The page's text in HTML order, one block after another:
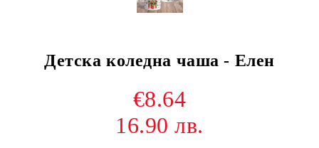
Детска коледна чаша - Елен
€8.64
16.90 лв.